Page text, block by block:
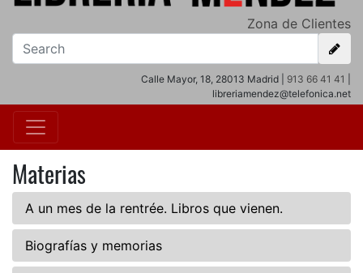
Zona de Clientes
Calle Mayor, 18, 28013 Madrid | 913 66 41 41
libreriamendez@telefonica.net
Materias
A un mes de la rentrée. Libros que vienen.
Biografías y memorias